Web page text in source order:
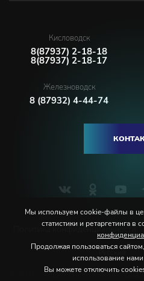
Кисловодск
8(87937) 2-18-18
8(87937) 2-18-17
Железноводск
8 (87932) 4-44-74
Политика конфиденциальности
© 2026 Северо-Кавказская
Мы используем cookie-файлы в
статистики и ретаргетинга в
Продолжая пользоваться
использование
Вы можете отключить